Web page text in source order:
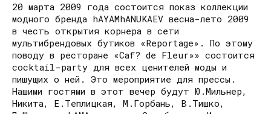
20 марта 2009 года состоится показ коллекции
модного бренда hAYAMhANUKAEV весна-лето 2009
в честь открытия корнера в сети
мультибрендовых бутиков «Reportage». По этому
поводу в ресторане «Caf? de Fleur»» состоится
cocktail-party для всех ценителей моды и
пишущих о ней. Это мероприятие для прессы.
Нашими гостями в этот вечер будут Ю.Мильнер,
Никита, Е.Теплицкая, М.Горбань, В.Тишко,